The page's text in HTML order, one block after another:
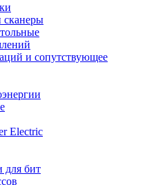
сканеры
и сопутствующее
Electric
для бит